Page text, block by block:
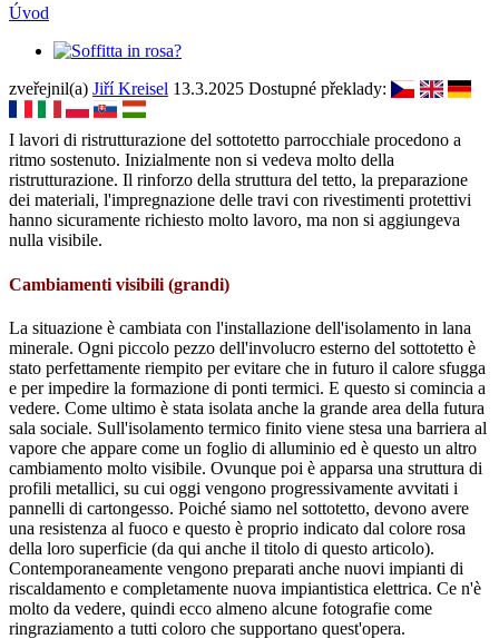
Úvod
zveřejnil(a) Jiří Kreisel 13.3.2025 Dostupné překlady:
I lavori di ristrutturazione del sottotetto parrocchiale procedono a
ritmo sostenuto. Inizialmente non si vedeva molto della
ristrutturazione. Il rinforzo della struttura del tetto, la preparazione
dei materiali, l'impregnazione delle travi con rivestimenti protettivi
hanno sicuramente richiesto molto lavoro, ma non si aggiungeva
nulla visibile.
Cambiamenti visibili (grandi)
La situazione è cambiata con l'installazione dell'isolamento in lana
minerale. Ogni piccolo pezzo dell'involucro esterno del sottotetto è
stato perfettamente riempito per evitare che in futuro il calore sfugga
e per impedire la formazione di ponti termici. E questo si comincia a
vedere. Come ultimo è stata isolata anche la grande area della futura
sala sociale. Sull'isolamento termico finito viene stesa una barriera al
vapore che appare come un foglio di alluminio ed è questo un altro
cambiamento molto visibile. Ovunque poi è apparsa una struttura di
profili metallici, su cui oggi vengono progressivamente avvitati i
pannelli di cartongesso. Poiché siamo nel sottotetto, devono avere
una resistenza al fuoco e questo è proprio indicato dal colore rosa
della loro superficie (da qui anche il titolo di questo articolo).
Contemporaneamente vengono preparati anche nuovi impianti di
riscaldamento e completamente nuova impiantistica elettrica. Ce n'è
molto da vedere, quindi ecco almeno alcune fotografie come
ringraziamento a tutti coloro che supportano quest'opera.